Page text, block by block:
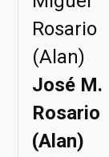
José M.
Rosario
(Alan)